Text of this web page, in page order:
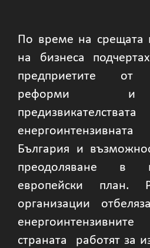
По време на срещата
на бизнеса
предприетите от
реформи и
България и
преодоляване в
европейски план.
организации
страната работят за